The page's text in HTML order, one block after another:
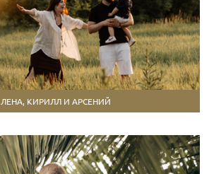
ЛЕНА, КИРИЛЛ И АРСЕНИЙ